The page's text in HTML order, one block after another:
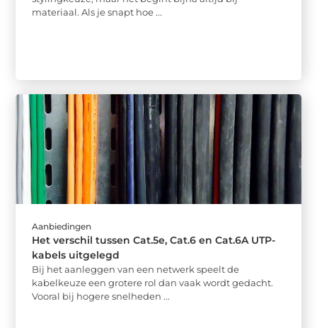
materiaal. Als je snapt hoe ...
Aanbiedingen
Het verschil tussen Cat.5e, Cat.6 en Cat.6A UTP-
kabels uitgelegd
Bij het aanleggen van een netwerk speelt de
kabelkeuze een grotere rol dan vaak wordt gedacht.
Vooral bij hogere snelheden ...